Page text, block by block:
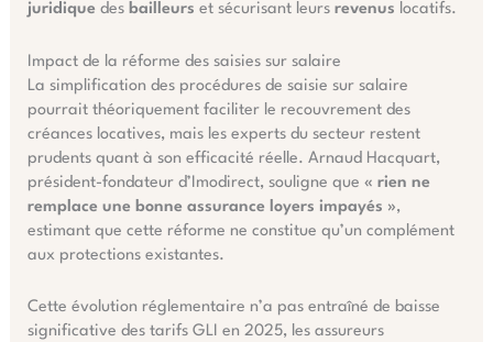
juridique des bailleurs et sécurisant leurs revenus locatifs.
Impact de la réforme des saisies sur salaire
La simplification des procédures de saisie sur salaire
pourrait théoriquement faciliter le recouvrement des
créances locatives, mais les experts du secteur restent
prudents quant à son efficacité réelle. Arnaud Hacquart,
président-fondateur d’Imodirect, souligne que « rien ne
remplace une bonne assurance loyers impayés »,
estimant que cette réforme ne constitue qu’un complément
aux protections existantes.
Cette évolution réglementaire n’a pas entraîné de baisse
significative des tarifs GLI en 2025, les assureurs